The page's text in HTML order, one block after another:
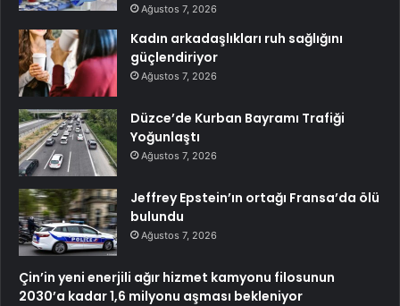
Ağustos 7, 2026
Kadın arkadaşlıkları ruh sağlığını
güçlendiriyor
Ağustos 7, 2026
Düzce’de Kurban Bayramı Trafiği
Yoğunlaştı
Ağustos 7, 2026
Jeffrey Epstein’ın ortağı Fransa’da ölü
bulundu
Ağustos 7, 2026
Çin’in yeni enerjili ağır hizmet kamyonu filosunun
2030’a kadar 1,6 milyonu aşması bekleniyor